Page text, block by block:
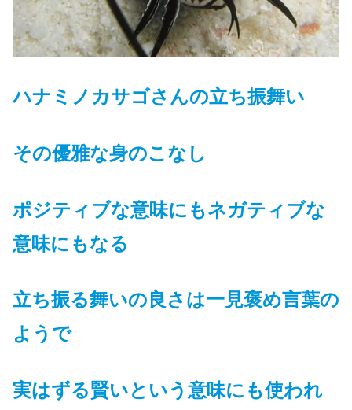
ハナミノカサゴさんの立ち振舞い
その優雅な身のこなし
ポジティブな意味にもネガティブな
意味にもなる
立ち振る舞いの良さは一見褒め言葉の
ようで
実はずる賢いという意味にも使われ